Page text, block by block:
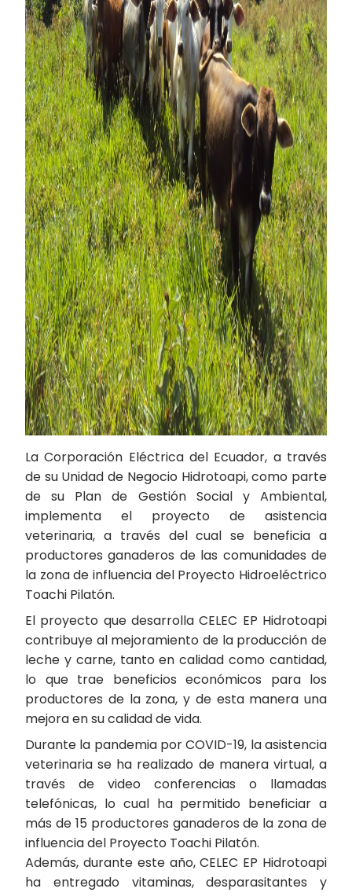
La Corporación Eléctrica del Ecuador, a través
de su Unidad de Negocio Hidrotoapi, como parte
de su Plan de Gestión Social y Ambiental,
implementa el proyecto de asistencia
veterinaria, a través del cual se beneficia a
productores ganaderos de las comunidades de
la zona de influencia del Proyecto Hidroeléctrico
Toachi Pilatón.
El proyecto que desarrolla CELEC EP Hidrotoapi
contribuye al mejoramiento de la producción de
leche y carne, tanto en calidad como cantidad,
lo que trae beneficios económicos para los
productores de la zona, y de esta manera una
mejora en su calidad de vida.
Durante la pandemia por COVID-19, la asistencia
veterinaria se ha realizado de manera virtual, a
través de video conferencias o llamadas
telefónicas, lo cual ha permitido beneficiar a
más de 15 productores ganaderos de la zona de
influencia del Proyecto Toachi Pilatón.
Además, durante este año, CELEC EP Hidrotoapi
ha entregado vitaminas, desparasitantes y